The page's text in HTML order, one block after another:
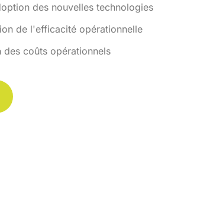
des nouvelles technologies
de l'efficacité opérationnelle
des coûts opérationnels